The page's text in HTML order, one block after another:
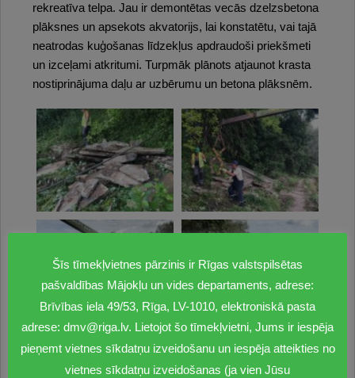
rekreatīva telpa. Jau ir demontētas vecās dzelzsbetona
plāksnes un apsekots akvatorijs, lai konstatētu, vai tajā
neatrodas kuģošanas līdzekļus apdraudoši priekšmeti
un izceļami atkritumi. Turpmāk plānots atjaunot krasta
nostiprinājuma daļu ar uzbērumu un betona plāksnēm.
Šīs tīmekļvietnes pārzinis ir Rīgas valstspilsētas
pašvaldības Mājokļu un vides departaments, adrese:
Brīvības iela 49/53, Rīga, LV-1010, elektroniskā pasta
adrese: dmv@riga.lv. Lietojot šo tīmekļvietni, Jums ir iespēja
pieņemt vietnes sīkdatņu izveidošanu un iespēja atteikties no
vietnes sīkdatņu izveidošanas (ja vien Jūsu